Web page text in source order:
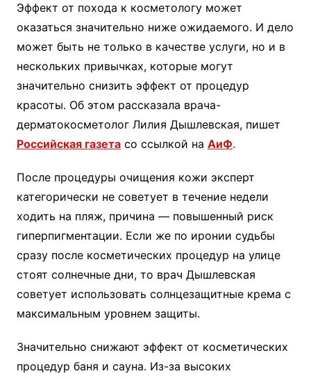
Эффект от похода к косметологу может
оказаться значительно ниже ожидаемого. И дело
может быть не только в качестве услуги, но и в
нескольких привычках, которые могут
значительно снизить эффект от процедур
красоты. Об этом рассказала врача-
дерматокосметолог Лилия Дышлевская, пишет
Российская газетасо ссылкой на АиФ.
После процедуры очищения кожи эксперт
категорически не советует в течение недели
ходить на пляж, причина — повышенный риск
гиперпигментации. Если же по иронии судьбы
сразу после косметических процедур на улице
стоят солнечные дни, то врач Дышлевская
советует использовать солнцезащитные крема с
максимальным уровнем защиты.
Значительно снижают эффект от косметических
процедур баня и сауна. Из-за высоких